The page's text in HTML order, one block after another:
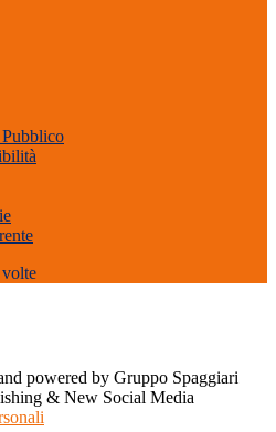
volte
powered by Gruppo Spaggiari
& New Social Media